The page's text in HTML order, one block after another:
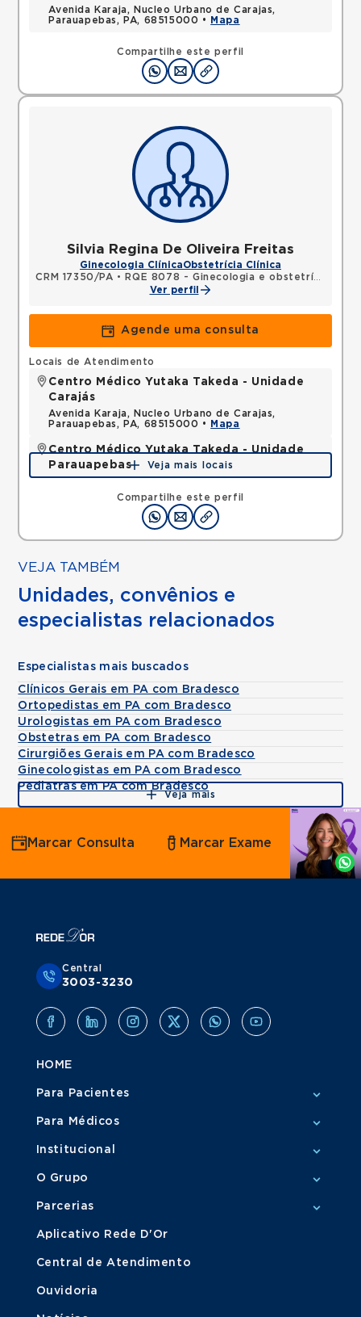
Compartilhe este perfil
Avenida Karaja, Nucleo Urbano de Carajas,
Parauapebas, PA, 68515000 •
Mapa
Silvia Regina De Oliveira Freitas
Ginecologia ClínicaObstetrícia Clínica
CRM 17350/PA •
RQE 8078 - Ginecologia e obstetrícia
Ver perfil
Agende uma consulta
Compartilhe este perfil
Locais de Atendimento
Centro Médico Yutaka Takeda - Unidade
Carajás
Avenida Karaja, Nucleo Urbano de Carajas,
Parauapebas, PA, 68515000 •
Mapa
Centro Médico Yutaka Takeda - Unidade
Parauapebas
Rua G, Uniao, Parauapebas, PA, 68515000 •Mapa
Veja mais locais
VEJA TAMBÉM
Unidades, convênios e
especialistas relacionados
Especialistas mais buscados
Clínicos Gerais em PA com Bradesco
Ortopedistas em PA com Bradesco
Urologistas em PA com Bradesco
Obstetras em PA com Bradesco
Cirurgiões Gerais em PA com Bradesco
Ginecologistas em PA com Bradesco
Pediatras em PA com Bradesco
Veja mais
Agende
por
Whatsapp
Marcar Consulta Marcar Exame
Central
3003-3230
HOME
Para Pacientes
Para Médicos
Institucional
O Grupo
Parcerias
Aplicativo Rede D'Or
Central de Atendimento
Ouvidoria